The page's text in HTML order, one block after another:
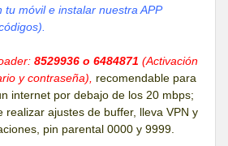
tu móvil e instalar nuestra APP
8529936 o 6484871 (Activación
y contraseña), recomendable para
internet por debajo de los 20 mbps;
realizar ajustes de buffer, lleva VPN y
pin parental 0000 y 9999.